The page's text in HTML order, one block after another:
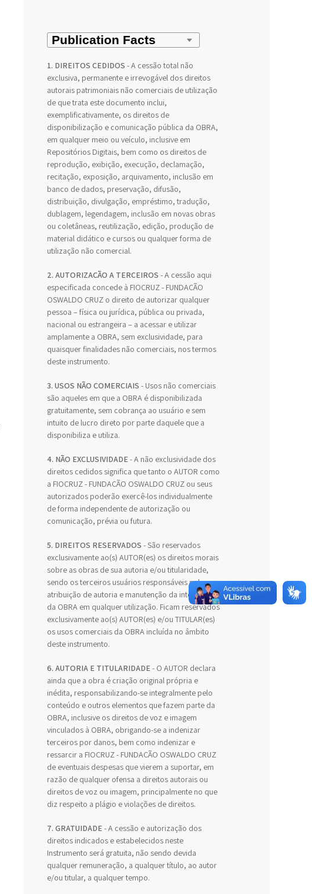
1. DIREITOS CEDIDOS - A cessão total não
exclusiva, permanente e irrevogável dos direitos
autorais patrimoniais não comerciais de utilização
de que trata este documento inclui,
exemplificativamente, os direitos de
disponibilização e comunicação pública da OBRA,
em qualquer meio ou veículo, inclusive em
Repositórios Digitais, bem como os direitos de
reprodução, exibição, execução, declamação,
recitação, exposição, arquivamento, inclusão em
banco de dados, preservação, difusão,
distribuição, divulgação, empréstimo, tradução,
dublagem, legendagem, inclusão em novas obras
ou coletâneas, reutilização, edição, produção de
material didático e cursos ou qualquer forma de
utilização não comercial.
2. AUTORIZAÇÃO A TERCEIROS - A cessão aqui
especificada concede à FIOCRUZ - FUNDAÇÃO
OSWALDO CRUZ o direito de autorizar qualquer
pessoa – física ou jurídica, pública ou privada,
nacional ou estrangeira – a acessar e utilizar
amplamente a OBRA, sem exclusividade, para
quaisquer finalidades não comerciais, nos termos
deste instrumento.
3. USOS NÃO COMERCIAIS - Usos não comerciais
são aqueles em que a OBRA é disponibilizada
gratuitamente, sem cobrança ao usuário e sem
intuito de lucro direto por parte daquele que a
disponibiliza e utiliza.
4. NÃO EXCLUSIVIDADE- A não exclusividade dos
direitos cedidos significa que tanto o AUTOR como
a FIOCRUZ - FUNDAÇÃO OSWALDO CRUZ ou seus
autorizados poderão exercê-los individualmente
de forma independente de autorização ou
comunicação, prévia ou futura.
5. DIREITOS RESERVADOS - São reservados
exclusivamente ao(s) AUTOR(es) os direitos morais
sobre as obras de sua autoria e/ou titularidade,
sendo os terceiros usuários responsáveis pela
atribuição de autoria e manutenção da integridade
da OBRA em qualquer utilização. Ficam reservados
exclusivamente ao(s) AUTOR(es) e/ou TITULAR(es)
os usos comerciais da OBRA incluída no âmbito
deste instrumento.
6. AUTORIA E TITULARIDADE- O AUTOR declara
ainda que a obra é criação original própria e
inédita, responsabilizando-se integralmente pelo
conteúdo e outros elementos que fazem parte da
OBRA, inclusive os direitos de voz e imagem
vinculados à OBRA, obrigando-se a indenizar
terceiros por danos, bem como indenizar e
ressarcir a FIOCRUZ - FUNDAÇÃO OSWALDO CRUZ
de eventuais despesas que vierem a suportar, em
razão de qualquer ofensa a direitos autorais ou
direitos de voz ou imagem, principalmente no que
diz respeito a plágio e violações de direitos.
7. GRATUIDADE- A cessão e autorização dos
direitos indicados e estabelecidos neste
Instrumento será gratuita, não sendo devida
qualquer remuneração, a qualquer título, ao autor
e/ou titular, a qualquer tempo.